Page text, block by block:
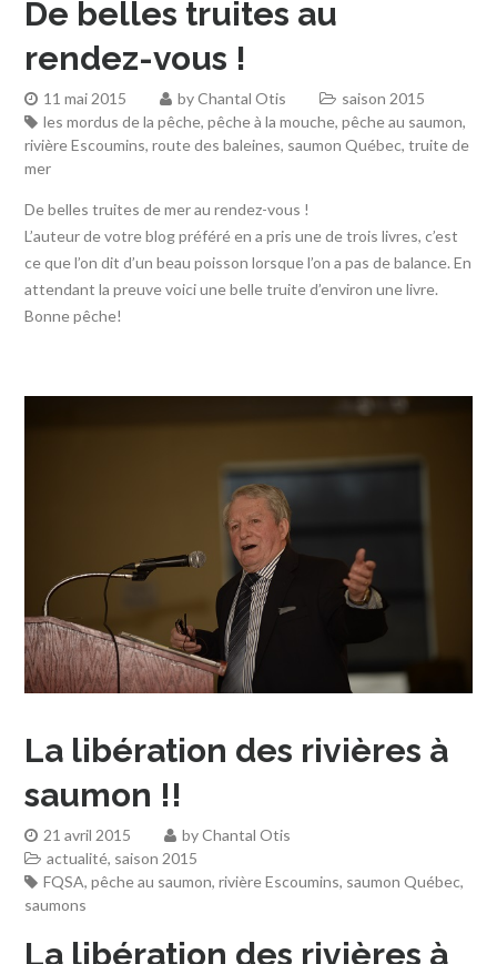
De belles truites au
rendez-vous !
11 mai 2015 byChantal Otis
saison 2015
les mordus de la pêche,pêche à la mouche,pêche au saumon,
rivière Escoumins,route des baleines, saumon Québec,truite de
mer
De belles truites de mer au rendez-vous !
L’auteur de votre blog préféré en a pris une de trois livres, c’est
ce que l’on dit d’un beau poisson lorsque l’on a pas de balance. En
attendant la preuve voici une belle truite d’environ une livre.
Bonne pêche!
La libération des rivières à
saumon !!
21 avril 2015 byChantal Otis
actualité, saison 2015
FQSA,pêche au saumon,rivière Escoumins, saumon Québec,
saumons
La libération des rivières à